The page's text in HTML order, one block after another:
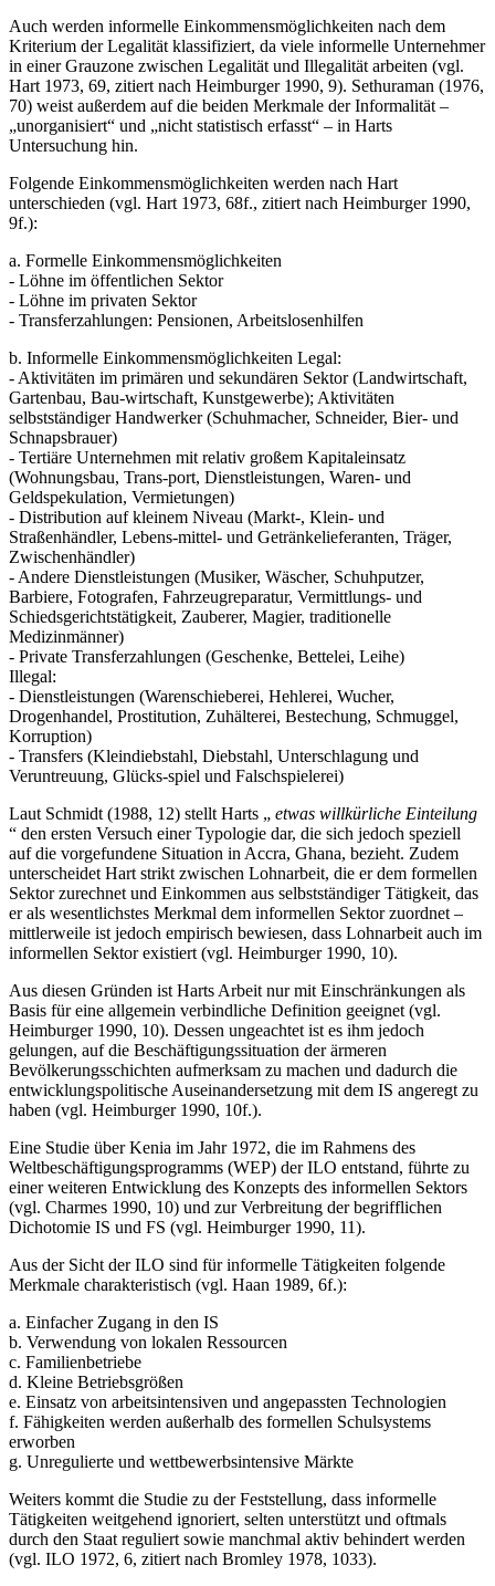
Auch werden informelle Einkommensmöglichkeiten nach dem
Kriterium der Legalität klassifiziert, da viele informelle Unternehmer
in einer Grauzone zwischen Legalität und Illegalität arbeiten (vgl.
Hart 1973, 69, zitiert nach Heimburger 1990, 9). Sethuraman (1976,
70) weist außerdem auf die beiden Merkmale der Informalität –
„unorganisiert“ und „nicht statistisch erfasst“ – in Harts
Untersuchung hin.
Folgende Einkommensmöglichkeiten werden nach Hart
unterschieden (vgl. Hart 1973, 68f., zitiert nach Heimburger 1990,
9f.):
a. Formelle Einkommensmöglichkeiten
- Löhne im öffentlichen Sektor
- Löhne im privaten Sektor
- Transferzahlungen: Pensionen, Arbeitslosenhilfen
b. Informelle Einkommensmöglichkeiten Legal:
- Aktivitäten im primären und sekundären Sektor (Landwirtschaft,
Gartenbau, Bau-wirtschaft, Kunstgewerbe); Aktivitäten
selbstständiger Handwerker (Schuhmacher, Schneider, Bier- und
Schnapsbrauer)
- Tertiäre Unternehmen mit relativ großem Kapitaleinsatz
(Wohnungsbau, Trans-port, Dienstleistungen, Waren- und
Geldspekulation, Vermietungen)
- Distribution auf kleinem Niveau (Markt-, Klein- und
Straßenhändler, Lebens-mittel- und Getränkelieferanten, Träger,
Zwischenhändler)
- Andere Dienstleistungen (Musiker, Wäscher, Schuhputzer,
Barbiere, Fotografen, Fahrzeugreparatur, Vermittlungs- und
Schiedsgerichtstätigkeit, Zauberer, Magier, traditionelle
Medizinmänner)
- Private Transferzahlungen (Geschenke, Bettelei, Leihe)
Illegal:
- Dienstleistungen (Warenschieberei, Hehlerei, Wucher,
Drogenhandel, Prostitution, Zuhälterei, Bestechung, Schmuggel,
Korruption)
- Transfers (Kleindiebstahl, Diebstahl, Unterschlagung und
Veruntreuung, Glücks-spiel und Falschspielerei)
Laut Schmidt (1988, 12) stellt Harts „ etwas willkürliche Einteilung
“ den ersten Versuch einer Typologie dar, die sich jedoch speziell
auf die vorgefundene Situation in Accra, Ghana, bezieht. Zudem
unterscheidet Hart strikt zwischen Lohnarbeit, die er dem formellen
Sektor zurechnet und Einkommen aus selbstständiger Tätigkeit, das
er als wesentlichstes Merkmal dem informellen Sektor zuordnet –
mittlerweile ist jedoch empirisch bewiesen, dass Lohnarbeit auch im
informellen Sektor existiert (vgl. Heimburger 1990, 10).
Aus diesen Gründen ist Harts Arbeit nur mit Einschränkungen als
Basis für eine allgemein verbindliche Definition geeignet (vgl.
Heimburger 1990, 10). Dessen ungeachtet ist es ihm jedoch
gelungen, auf die Beschäftigungssituation der ärmeren
Bevölkerungsschichten aufmerksam zu machen und dadurch die
entwicklungspolitische Auseinandersetzung mit dem IS angeregt zu
haben (vgl. Heimburger 1990, 10f.).
Eine Studie über Kenia im Jahr 1972, die im Rahmens des
Weltbeschäftigungsprogramms (WEP) der ILO entstand, führte zu
einer weiteren Entwicklung des Konzepts des informellen Sektors
(vgl. Charmes 1990, 10) und zur Verbreitung der begrifflichen
Dichotomie IS und FS (vgl. Heimburger 1990, 11).
Aus der Sicht der ILO sind für informelle Tätigkeiten folgende
Merkmale charakteristisch (vgl. Haan 1989, 6f.):
a. Einfacher Zugang in den IS
b. Verwendung von lokalen Ressourcen
c. Familienbetriebe
d. Kleine Betriebsgrößen
e. Einsatz von arbeitsintensiven und angepassten Technologien
f. Fähigkeiten werden außerhalb des formellen Schulsystems
erworben
g. Unregulierte und wettbewerbsintensive Märkte
Weiters kommt die Studie zu der Feststellung, dass informelle
Tätigkeiten weitgehend ignoriert, selten unterstützt und oftmals
durch den Staat reguliert sowie manchmal aktiv behindert werden
(vgl. ILO 1972, 6, zitiert nach Bromley 1978, 1033).